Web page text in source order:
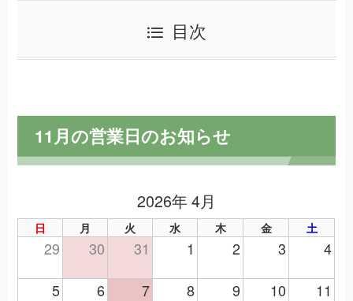
目次
11月の営業日のお知らせ
2026年 4月
日 月 火 水 木 金 土
29 30 31 1 2 3 4
5 6 7 8 9 10 11